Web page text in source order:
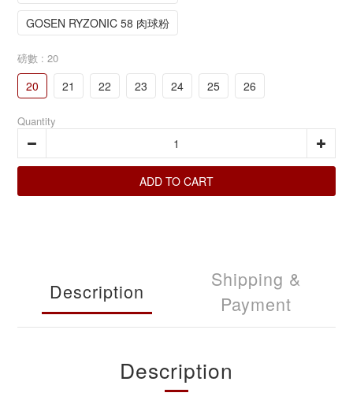
GOSEN RYZONIC 58 肉球粉
磅數 : 20
20 21 22 23 24 25 26
Quantity
ADD TO CART
Description
Shipping &
Payment
Description